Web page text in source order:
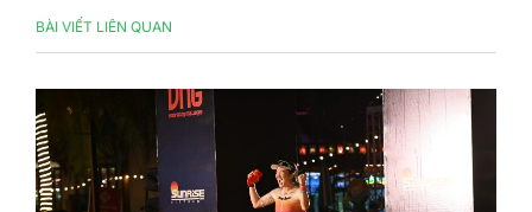
BÀI VIẾT LIÊN QUAN